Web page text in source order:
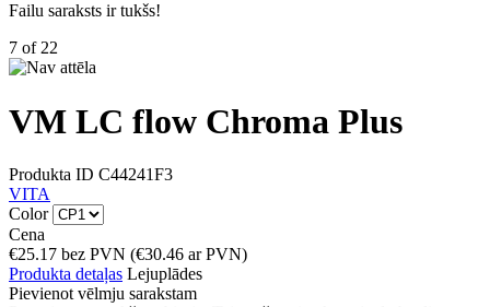
Failu saraksts ir tukšs!
7 of 22
VM LC flow Chroma Plus
Produkta ID C44241F3
VITA
Color
Cena
€25.17 bez PVN (€30.46 ar PVN)
Produkta detaļas Lejuplādes
Pievienot vēlmju sarakstam